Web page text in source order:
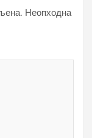
Неопходна